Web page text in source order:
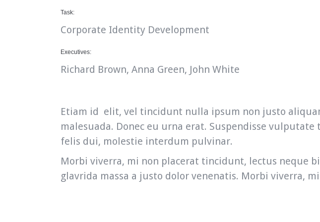
Task:
Corporate Identity Development
Executives:
Richard Brown, Anna Green, John White
Etiam id elit, vel tincidunt nulla ipsum non justo
malesuada. Donec eu urna erat. Suspendisse
felis dui, molestie interdum pulvinar.
Morbi viverra, mi non placerat tincidunt, lectus neque
glavrida massa a justo dolor venenatis. Morbi viverra,